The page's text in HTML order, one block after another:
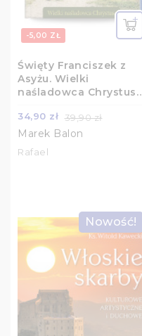
-5,00 ZŁ
Święty Franciszek z
Asyżu. Wielki
naśladowca Chrystusa
34,90 zł 39,90 zł
Marek Balon
Rafael
Nowość!